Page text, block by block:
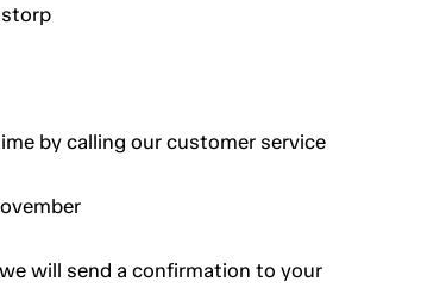
by calling our customer service
will send a confirmation to your